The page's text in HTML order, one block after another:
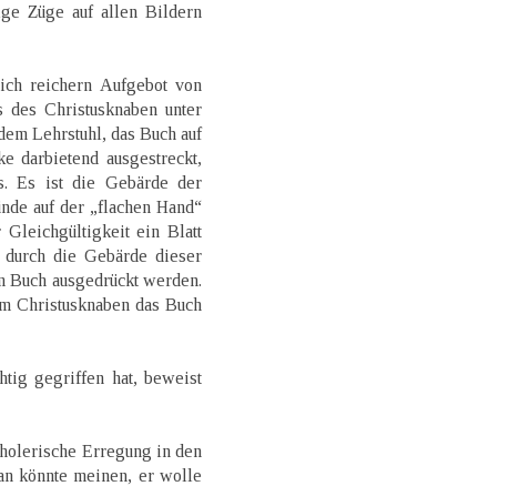
Züge auf allen Bildern
reichern Aufgebot von
Christusknaben unter
Lehrstuhl, das Buch auf
darbietend ausgestreckt,
Es ist die Gebärde der
auf der „flachen Hand“
Gleichgültigkeit ein Blatt
die Gebärde dieser
Buch ausgedrückt werden.
Christusknaben das Buch
gegriffen hat, beweist
Erregung in den
könnte meinen, er wolle